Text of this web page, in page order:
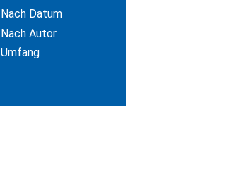
Nach Datum
Nach Autor
Umfang